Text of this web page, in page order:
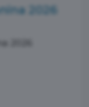
2026
2026